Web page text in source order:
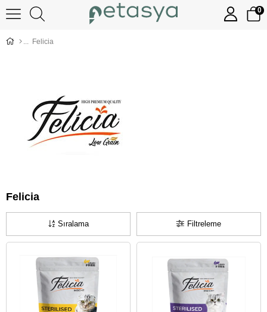
0
Felicia
Felicia
Filtreleme
Sıralama